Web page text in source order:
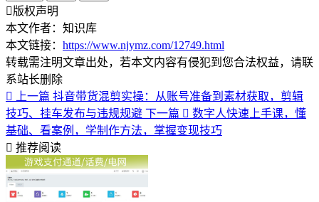
版权声明
本文作者：知识库
本文链接： https://www.njymz.com/12749.html
转载需注明文章出处，若本文内容有侵犯到您合法权益，请联
系站长删除
上一篇 抖音带货混剪实操：从账号准备到素材获取，剪辑
技巧、挂车发布与违规规避 下一篇
数字人快速上手课，懂
基础、看案例，学制作方法，掌握变现技巧
推荐阅读